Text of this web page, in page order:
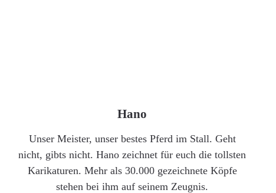
Hano
Unser Meister, unser bestes Pferd im Stall. Geht
nicht, gibts nicht. Hano zeichnet für euch die tollsten
Karikaturen. Mehr als 30.000 gezeichnete Köpfe
stehen bei ihm auf seinem Zeugnis.